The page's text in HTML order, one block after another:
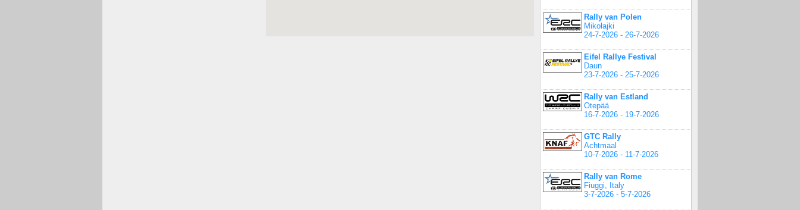
Rally van Polen
Mikołajki
24-7-2026 - 26-7-2026
Eifel Rallye Festival
Daun
23-7-2026 - 25-7-2026
Rally van Estland
Otepää
16-7-2026 - 19-7-2026
GTC Rally
Achtmaal
10-7-2026 - 11-7-2026
Rally van Rome
Fiuggi, Italy
3-7-2026 - 5-7-2026